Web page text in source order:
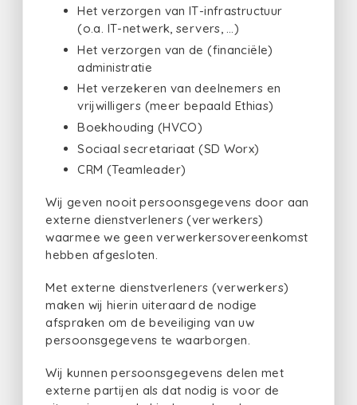
Het verzorgen van IT-infrastructuur
(o.a. IT-netwerk, servers, …)
Het verzorgen van de (financiële)
administratie
Het verzekeren van deelnemers en
vrijwilligers (meer bepaald Ethias)
Boekhouding (HVCO)
Sociaal secretariaat (SD Worx)
CRM (Teamleader)
Wij geven nooit persoonsgegevens door aan
externe dienstverleners (verwerkers)
waarmee we geen verwerkersovereenkomst
hebben afgesloten.
Met externe dienstverleners (verwerkers)
maken wij hierin uiteraard de nodige
afspraken om de beveiliging van uw
persoonsgegevens te waarborgen.
Wij kunnen persoonsgegevens delen met
externe partijen als dat nodig is voor de